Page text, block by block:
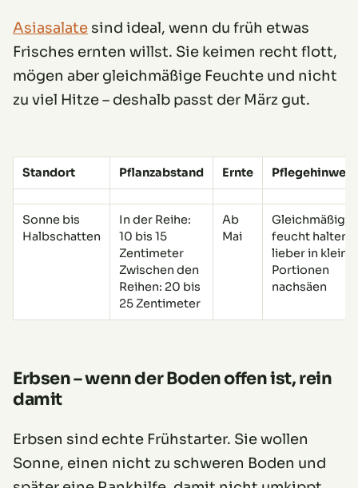
Asiasalate sind ideal, wenn du früh etwas
Frisches ernten willst. Sie keimen recht flott,
mögen aber gleichmäßige Feuchte und nicht
zu viel Hitze – deshalb passt der März gut.
Standort Pflanzabstand Ernte
Sonne bis
Halbschatten
In der Reihe:
10 bis 15
Zentimeter
Zwischen den
Reihen: 20 bis
25 Zentimeter
Ab
Mai
Gleichmäßig
feucht halten,
lieber in
Portionen
nachsäen
Erbsen – wenn der Boden offen ist, rein
damit
Erbsen sind echte Frühstarter. Sie wollen
Sonne, einen nicht zu schweren Boden und